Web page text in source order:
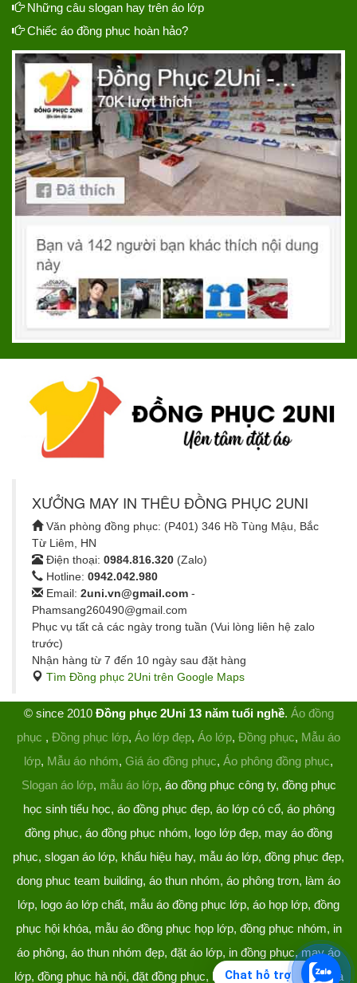
Những câu slogan hay trên áo lớp
Chiếc áo đồng phục hoàn hảo?
Chat hỗ trợ
XƯỞNG MAY IN THÊU ĐỒNG PHỤC 2UNI
Văn phòng đồng phục: (P401) 346 Hồ Tùng Mậu, Bắc
Từ Liêm, HN
Điện thoại: 0984.816.320 (Zalo)
Hotline: 0942.042.980
Email: 2uni.vn@gmail.com -
Phamsang260490@gmail.com
Phục vụ tất cả các ngày trong tuần (Vui lòng liên hệ zalo
trước)
Nhận hàng từ 7 đến 10 ngày sau đặt hàng
Tìm Đồng phục 2Uni trên Google Maps
© since 2010 Đồng phục 2Uni 13 năm tuổi nghề. Áo đồng
phục , Đồng phục lớp, Áo lớp đẹp, Áo lớp, Đồng phục, Mẫu áo
lớp, Mẫu áo nhóm, Giá áo đồng phục, Áo phông đồng phục,
Slogan áo lớp, mẫu áo lớp, áo đồng phục công ty, đồng phục
học sinh tiểu học, áo đồng phục đẹp, áo lớp có cổ, áo phông
đồng phục, áo đồng phục nhóm, logo lớp đẹp, may áo đồng
phục, slogan áo lớp, khẩu hiệu hay, mẫu áo lớp, đồng phục đẹp,
dong phuc team building, áo thun nhóm, áo phông trơn, làm áo
lớp, logo áo lớp chất, mẫu áo đồng phục lớp, áo họp lớp, đồng
phục hội khóa, mẫu áo đồng phục họp lớp, đồng phục nhóm, in
áo phông, áo thun nhóm đẹp, đặt áo lớp, in đồng phục, may áo
lớp, đồng phục hà nội, đặt đồng phục, làm đồng phục, áo lớp hà